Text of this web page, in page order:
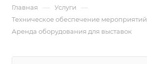
Главная — Услуги —
Техническое обеспечение мероприятий
Аренда оборудования для выставок